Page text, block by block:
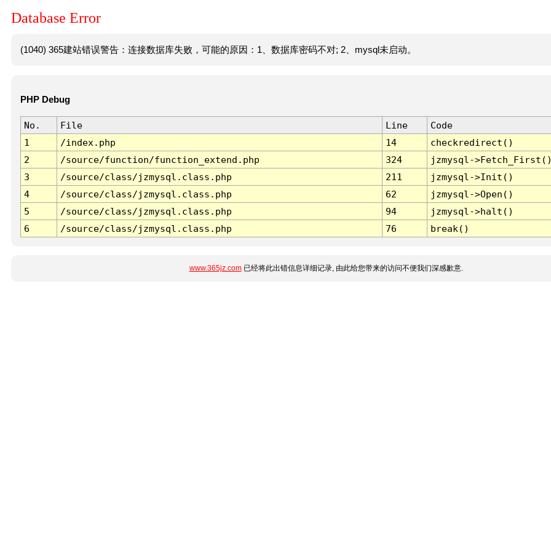
Database Error
(1040) 365建站错误警告：连接数据库失败，可能的原因：1、数据库密码不对; 2、mysql未启动。
PHP Debug
No. File Line
Code
1
/index.php 14
checkredirect()
2
/source/function/function_extend.php 324
jzmysql-
3
/source/class/jzmysql.class.php 211
jzmysql->Init()
4
/source/class/jzmysql.class.php 62
jzmysql->Open()
5
/source/class/jzmysql.class.php 94
jzmysql->halt()
6
/source/class/jzmysql.class.php 76 break()
www.365jz.com已经将此出错信息详细记录, 由此给您带来的访问不便我们深感歉意.